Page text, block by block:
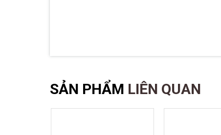
SẢN PHẨM LIÊN QUAN